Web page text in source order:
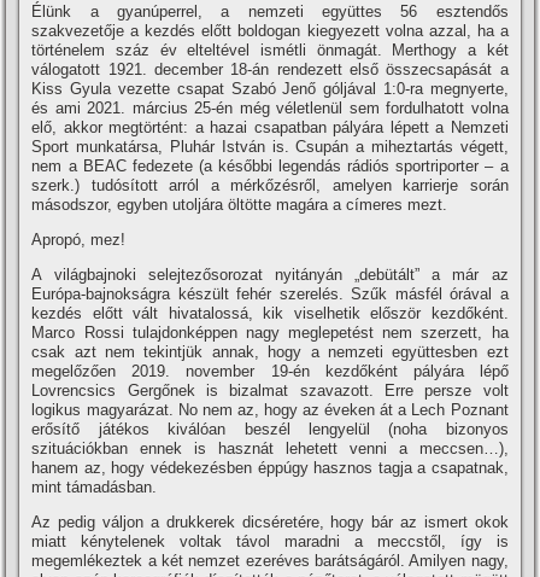
Élünk a gyanúperrel, a nemzeti együttes 56 esztendős
szakvezetője a kezdés előtt boldogan kiegyezett volna azzal, ha a
történelem száz év elteltével ismétli önmagát. Merthogy a két
válogatott 1921. december 18-án rendezett első összecsapását a
Kiss Gyula vezette csapat Szabó Jenő góljával 1:0-ra megnyerte,
és ami 2021. március 25-én még véletlenül sem fordulhatott volna
elő, akkor megtörtént: a hazai csapatban pályára lépett a Nemzeti
Sport munkatársa, Pluhár István is. Csupán a miheztartás végett,
nem a BEAC fedezete (a későbbi legendás rádiós sportriporter – a
szerk.) tudósított arról a mérkőzésről, amelyen karrierje során
másodszor, egyben utoljára öltötte magára a címeres mezt.
Apropó, mez!
A világbajnoki selejtezősorozat nyitányán „debütált” a már az
Európa-bajnokságra készült fehér szerelés. Szűk másfél órával a
kezdés előtt vált hivatalossá, kik viselhetik először kezdőként.
Marco Rossi tulajdonképpen nagy meglepetést nem szerzett, ha
csak azt nem tekintjük annak, hogy a nemzeti együttesben ezt
megelőzően 2019. november 19-én kezdőként pályára lépő
Lovrencsics Gergőnek is bizalmat szavazott. Erre persze volt
logikus magyarázat. No nem az, hogy az éveken át a Lech Poznant
erősítő játékos kiválóan beszél lengyelül (noha bizonyos
szituációkban ennek is hasznát lehetett venni a meccsen…),
hanem az, hogy védekezésben éppúgy hasznos tagja a csapatnak,
mint támadásban.
Az pedig váljon a drukkerek dicséretére, hogy bár az ismert okok
miatt kénytelenek voltak távol maradni a meccstől, így is
megemlékeztek a két nemzet ezeréves barátságáról. Amilyen nagy,